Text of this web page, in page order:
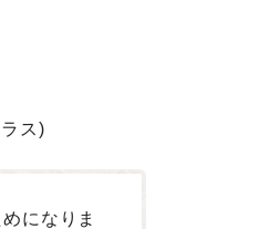
ス)
になりま